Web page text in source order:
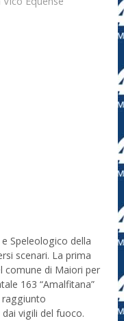
Speleologico della
scenari. La prima
comune di Maiori per
163 “Amalfitana”
raggiunto
vigili del fuoco.